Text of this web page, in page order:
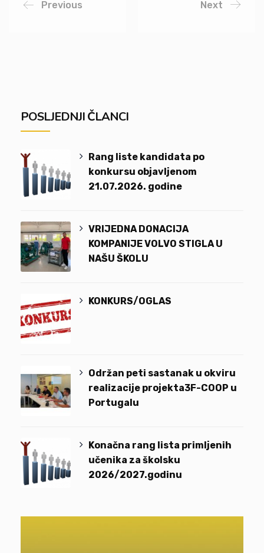
Previous Next
POSLJEDNJI ČLANCI
Rang liste kandidata po
konkursu objavljenom
21.07.2026. godine
VRIJEDNA DONACIJA
KOMPANIJE VOLVO STIGLA U
NAŠU ŠKOLU
KONKURS/OGLAS
Održan peti sastanak u okviru
realizacije projekta3F-COOP u
Portugalu
Konačna rang lista primljenih
učenika za školsku
2026/2027.godinu